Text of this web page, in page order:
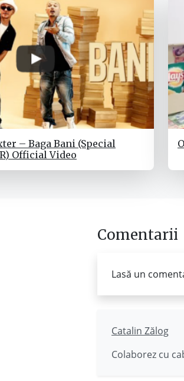
– Baga Bani (Special
Official Video
Comentarii
Lasă un
Catalin Zălog
Colaborez cu